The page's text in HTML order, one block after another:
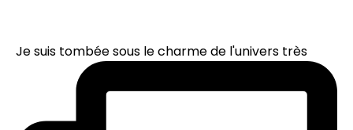
Je suis tombée sous le charme de l'univers très